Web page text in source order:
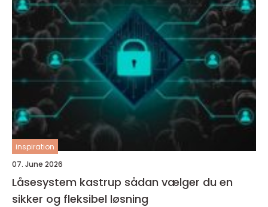
inspiration
07. June 2026
Låsesystem kastrup sådan vælger du en
sikker og fleksibel løsning